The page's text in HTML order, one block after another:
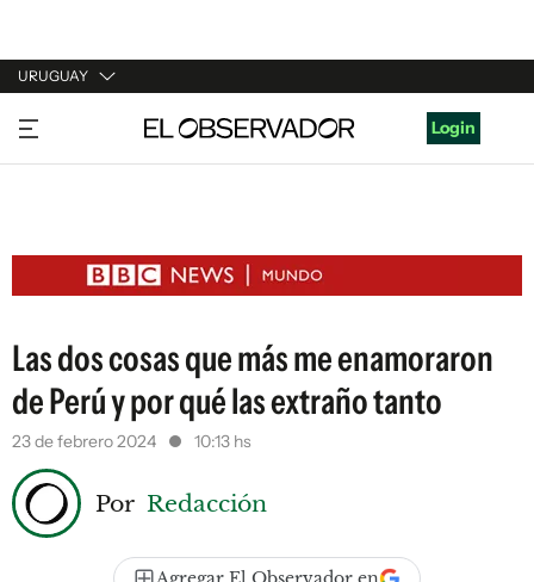
URUGUAY
URUGUAY
ARGENTINA
ESTADOS UNIDOS
Login
Las dos cosas que más me enamoraron
de Perú y por qué las extraño tanto
23 de febrero 2024 10:13 hs
Por Redacción